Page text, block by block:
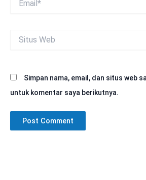
Web
Simpan nama, email, dan situs web
untuk komentar saya berikutnya.